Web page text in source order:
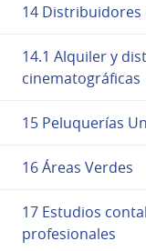
14 Distribuidores
14.1 Alquiler y
cinematográficas
15 Peluquerías
16 Áreas Verdes
17 Estudios
profesionales